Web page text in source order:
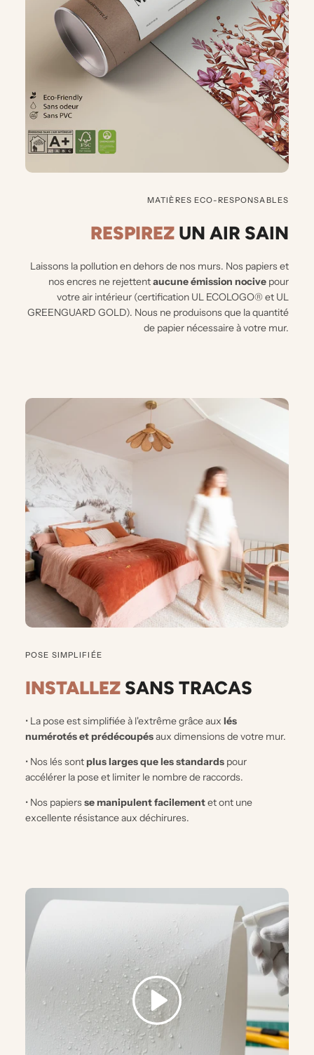
MATIÈRES ECO-RESPONSABLES
RESPIREZ UN AIR SAIN
Laissons la pollution en dehors de nos murs. Nos papiers et
nos encres ne rejettentaucune émission nocive pour
votre air intérieur (certification UL ECOLOGO® et UL
GREENGUARD GOLD). Nous ne produisons que la quantité
de papier nécessaire à votre mur.
POSE SIMPLIFIÉE
INSTALLEZ SANS TRACAS
• La pose est simplifiée à l'extrême grâce aux lés
numérotés et prédécoupésaux dimensions de votre mur.
• Nos lés sontplus larges que les standards pour
accélérer la pose et limiter le nombre de raccords.
• Nos papiersse manipulent facilementet ont une
excellente résistance aux déchirures.